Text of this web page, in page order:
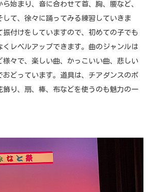
ら始まり、音に合わせて首、胸、腰など、
して、徐々に踊ってみる練習していきま
振付けをしていますので、初めての子でも
くレベルアップできます。曲のジャンルは
様々で、楽しい曲、かっこいい曲、悲しい
おどっています。道具は、チアダンスのポ
飾り、扇、棒、布などを使うのも魅力の一